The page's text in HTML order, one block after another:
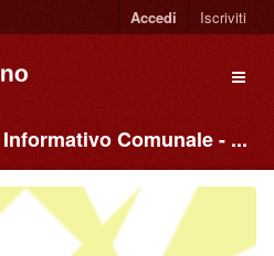
Accedi Iscriviti
Comunale - ...